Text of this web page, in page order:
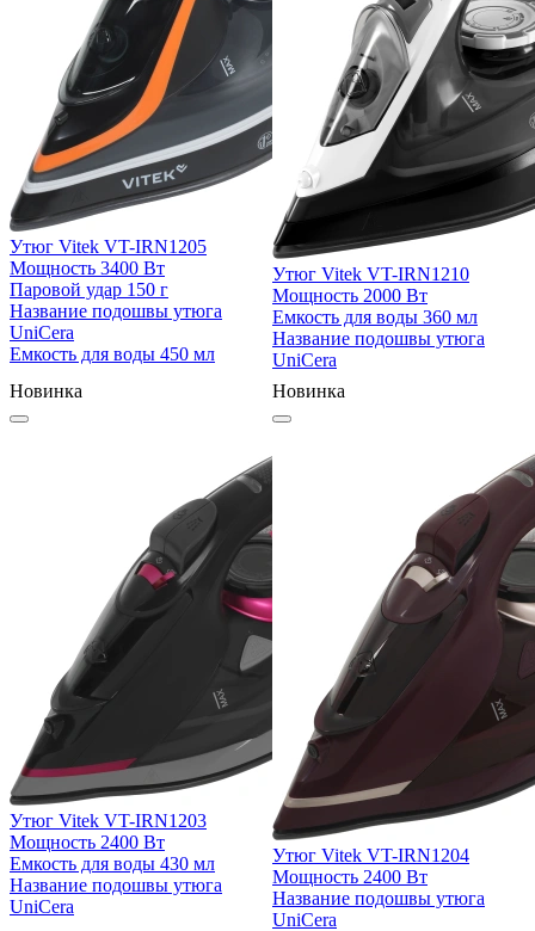
Утюг Vitek VT-IRN1205
Мощность 3400 Вт
Паровой удар 150 г
Название подошвы утюга
UniCera
Емкость для воды 450 мл
Утюг Vitek VT-IRN1210
Мощность 2000 Вт
Емкость для воды 360 мл
Название подошвы утюга
UniCera
Новинка
Утюг Vitek VT-IRN1203
Мощность 2400 Вт
Емкость для воды 430 мл
Название подошвы утюга
UniCera
Новинка
Утюг Vitek VT-IRN1204
Мощность 2400 Вт
Название подошвы утюга
UniCera